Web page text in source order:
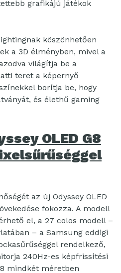
grafikájú játékok
köszönhetően
a 3D élményben, mivel a
világítja be a
teret a képernyő
borítja be, hogy
és élethű gaming
OLED G8
az új Odyssey OLED
fokozza. A modell
el, a 27 colos modell –
– a Samsung eddigi
rendelkező,
240Hz-es képfrissítési
mindkét méretben